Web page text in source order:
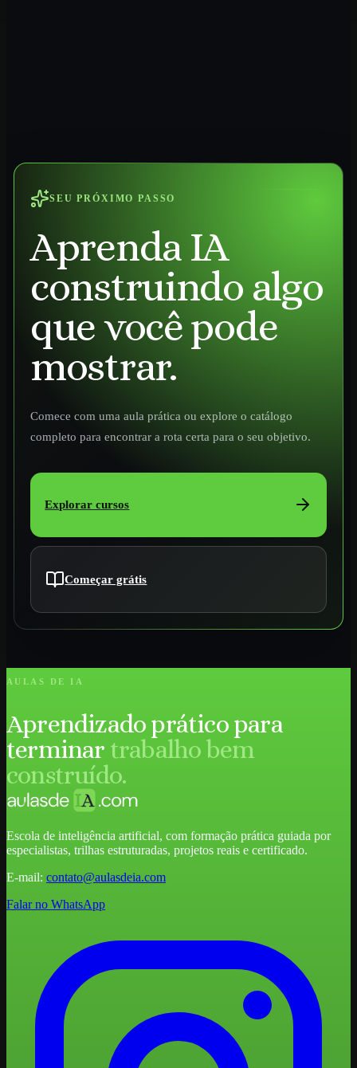
SEU PRÓXIMO PASSO
Aprenda IA
construindo algo
que você pode
mostrar.
Comece com uma aula prática ou explore o catálogo
completo para encontrar a rota certa para o seu objetivo.
Explorar cursos
Começar grátis
AULAS DE IA
Aprendizado prático para
terminar trabalho bem
construído.
Escola de inteligência artificial, com formação prática guiada por
especialistas, trilhas estruturadas, projetos reais e certificado.
E-mail: contato@aulasdeia.com
Falar no WhatsApp